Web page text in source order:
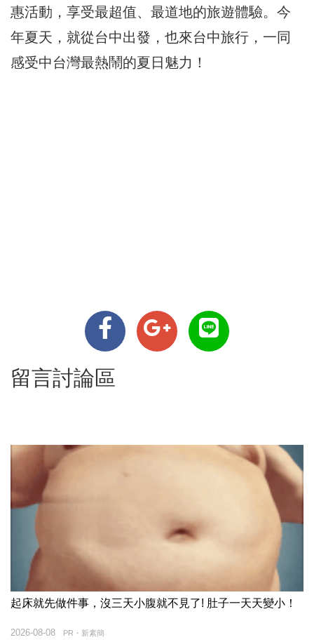
惠活動，享受最超值、最道地的旅遊體驗。今
年夏天，就從台中出發，也來台中旅行，一同
感受中台灣最熱鬧的夏日魅力！
留言討論區
起床就先做件事，沒三天小腹就不見了! 肚子一天天變小！
PR・新素簡
2026-08-08